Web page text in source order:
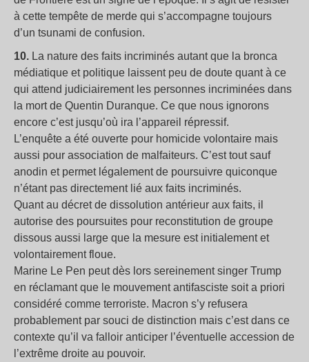
à cette tempête de merde qui s’accompagne toujours
d’un tsunami de confusion.
10. La nature des faits incriminés autant que la bronca
médiatique et politique laissent peu de doute quant à ce
qui attend judiciairement les personnes incriminées dans
la mort de Quentin Duranque. Ce que nous ignorons
encore c’est jusqu’où ira l’appareil répressif.
L’enquête a été ouverte pour homicide volontaire mais
aussi pour association de malfaiteurs. C’est tout sauf
anodin et permet légalement de poursuivre quiconque
n’étant pas directement lié aux faits incriminés.
Quant au décret de dissolution antérieur aux faits, il
autorise des poursuites pour reconstitution de groupe
dissous aussi large que la mesure est initialement et
volontairement floue.
Marine Le Pen peut dès lors sereinement singer Trump
en réclamant que le mouvement antifasciste soit a priori
considéré comme terroriste. Macron s’y refusera
probablement par souci de distinction mais c’est dans ce
contexte qu’il va falloir anticiper l’éventuelle accession de
l’extrême droite au pouvoir.